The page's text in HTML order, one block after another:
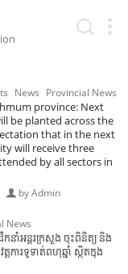
News Provincial News
province: Next
be planted across the
that in the next
will receive three
by all sectors in
byAdmin
News
កនាំអន្តរក្រសួង ចុះពិនិត្យ និង
ារទូទាត់ពហុឆ្នាំ ស្ថិតក្នុង